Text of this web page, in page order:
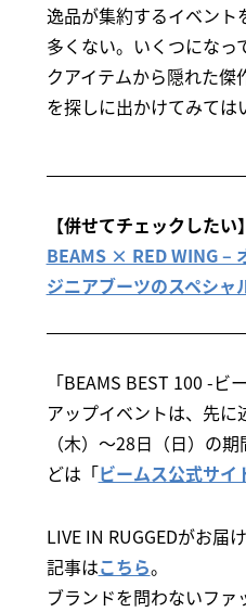
逸品が集約するイベント
多くない。いくつになっ
クアイテムから隠れた傑
を探しに出かけてみては
【併せてチェックしたい】
BEAMS × RED WING –
ジニアブーツのスペシャ
「BEAMS BEST 100 -
アップイベントは、先に
（木）～28日（日）の
どは「ビームス公式サイ
LIVE IN RUGGEDがお届
記事はこちら。
ブランドを問わないフ